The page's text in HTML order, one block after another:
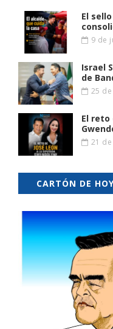
El
9 de
Israel
de
25
El reto
21
CARTÓN DE